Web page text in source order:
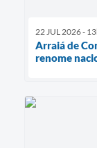
22 JUL 2026 -
Arraiá de
renome